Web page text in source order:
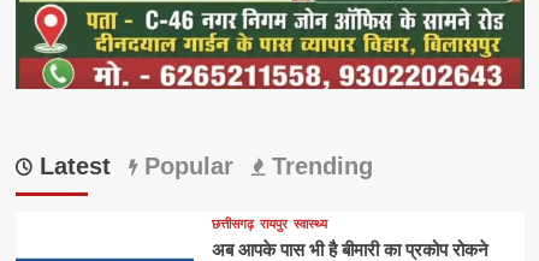
Latest Popular Trending
छत्तीसगढ़ रायपुर स्वास्थ्य
अब आपके पास भी है बीमारी का प्रकोप रोकने